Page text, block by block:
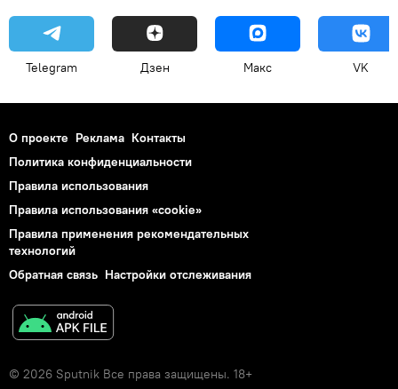
Telegram Дзен Макс VK
О проекте Реклама Контакты
Политика конфиденциальности
Правила использования
Правила использования «cookie»
Правила применения рекомендательных
технологий
Обратная связь Настройки отслеживания
© 2026 Sputnik Все права защищены. 18+